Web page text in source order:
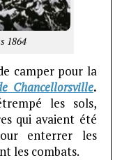
1864
camper pour la
Chancellorsville.
les sols,
qui avaient été
enterrer les
les combats.